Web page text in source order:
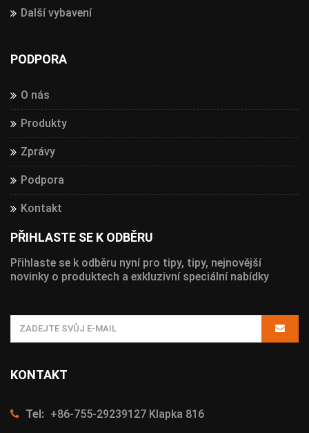
Další vybavení
PODPORA
O nás
Produkty
Zprávy
Podpora
Kontakt
PŘIHLASTE SE K ODBĚRU
Přihlaste se k odběru nyní pro tipy, tipy, nejnovější
novinky o produktech a exkluzivní speciální nabídky
KONTAKT
Tel: +86-755-29239127 Klapka 816